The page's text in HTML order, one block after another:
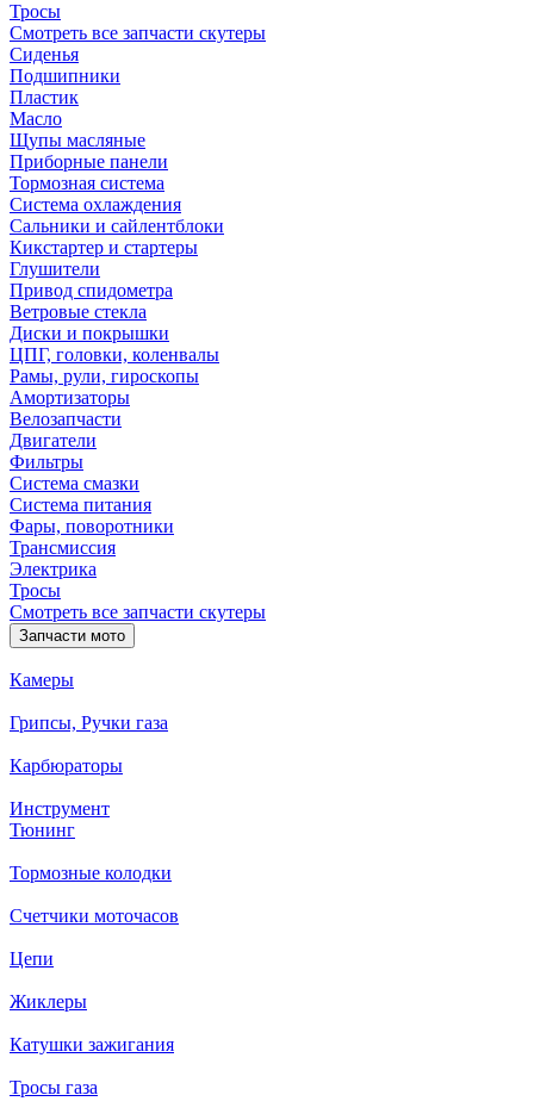
Тросы
Смотреть все запчасти скутеры
Сиденья
Подшипники
Пластик
Масло
Щупы масляные
Приборные панели
Тормозная система
Система охлаждения
Сальники и сайлентблоки
Кикстартер и стартеры
Глушители
Привод спидометра
Ветровые стекла
Диски и покрышки
ЦПГ, головки, коленвалы
Рамы, рули, гироскопы
Амортизаторы
Велозапчасти
Двигатели
Фильтры
Система смазки
Система питания
Фары, поворотники
Трансмиссия
Электрика
Тросы
Смотреть все запчасти скутеры
Запчасти мото
Камеры
Грипсы, Ручки газа
Карбюраторы
Инструмент
Тюнинг
Тормозные колодки
Счетчики моточасов
Цепи
Жиклеры
Катушки зажигания
Тросы газа